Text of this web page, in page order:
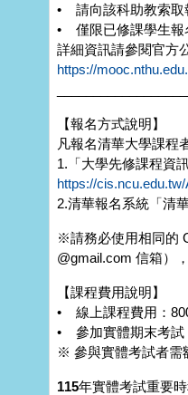
• 請向該科助教索取
• 僅限已修課學生報
詳細資訊請參閱官方
https://
【報名方式說明】
凡報名清華大學課程
1.「大學先修課程資
https://
2.清華報名系統「清
※請務必使用相同的
@gmail.com 信箱）
【課程費用說明】
• 線上課程費用：
• 參加實體期末考試
※ 參與實體考試者需
115年實體考試重要